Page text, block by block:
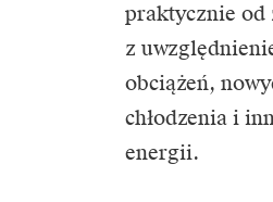
praktycznie od
z
obciążeń,
chłodzenia i
energii.